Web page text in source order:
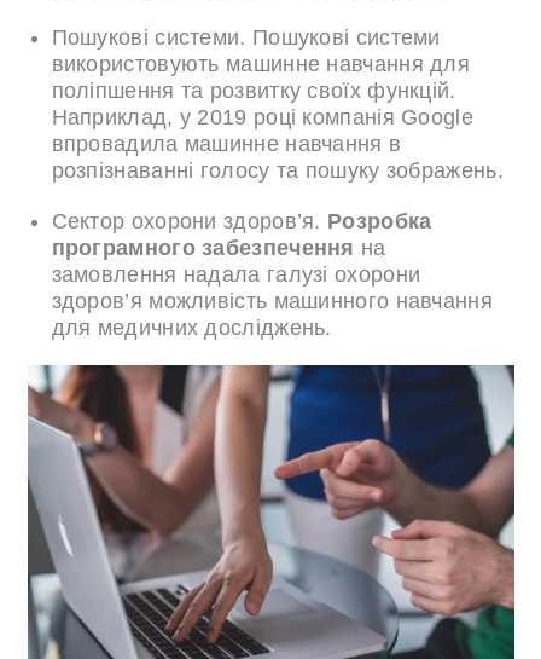
Пошукові системи. Пошукові системи
використовують машинне навчання для
поліпшення та розвитку своїх функцій.
Наприклад, у 2019 році компанія Google
впровадила машинне навчання в
розпізнаванні голосу та пошуку зображень.
Сектор охорони здоров’я. Розробка
програмного забезпечення на
замовлення надала галузі охорони
здоров’я можливість машинного навчання
для медичних досліджень.